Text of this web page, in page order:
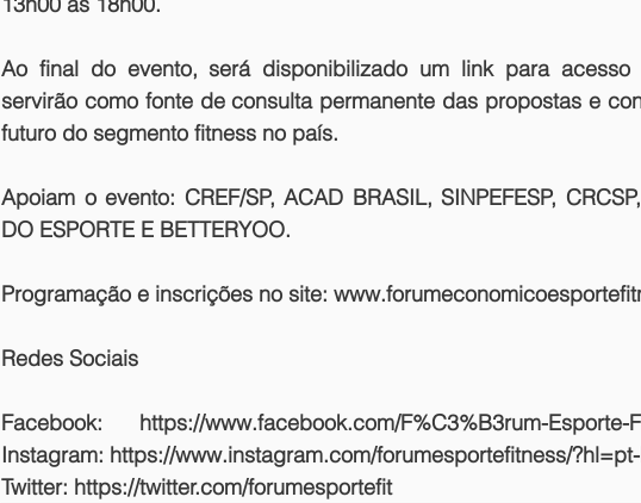
Ao final do evento, será disponibilizado um link para
servirão como fonte de consulta permanente das propostas e
futuro do segmento fitness no país.
Apoiam o evento: CREF/SP, ACAD BRASIL, SINPEFESP,
DO ESPORTE E BETTERYOO.
Programação e inscrições no site:
Redes Sociais
Facebook:
Instagram: https://www.instagram.com/forumesportefitness/
Twitter: https://twitter.com/forumesportefit